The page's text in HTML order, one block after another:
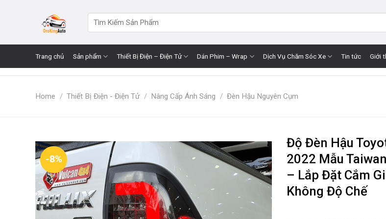
for:
Trang chủ Sản phẩm Thiết Bị Điện – Điện Tử Dán Phim – Wrap Dịch Vụ Chăm Sóc Xe Tin tức Giới
Home / Thiết Bị Điện - Điện Tử / Nâng Cấp Ánh Sáng / Đèn Hậu Nguyên Cụm
-8%
Độ Đèn Hậu
2022 Mẫu
– Lắp Đặt Cắm
Không Độ Chế